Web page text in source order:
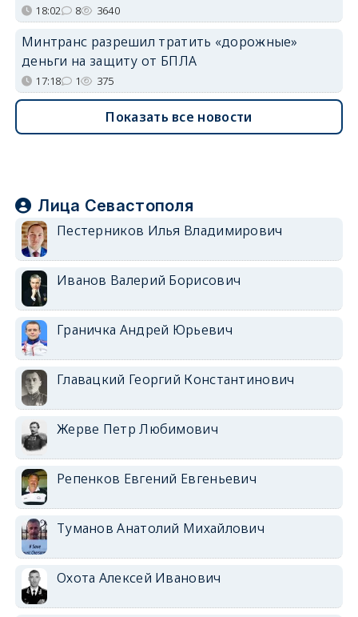
18:02 8 3640
Минтранс разрешил тратить «дорожные»
деньги на защиту от БПЛА
17:18 1 375
Показать все новости
Лица Севастополя
Пестерников Илья Владимирович
Иванов Валерий Борисович
Граничка Андрей Юрьевич
Главацкий Георгий Константинович
Жерве Петр Любимович
Репенков Евгений Евгеньевич
Туманов Анатолий Михайлович
Охота Алексей Иванович